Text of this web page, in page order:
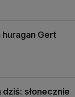
Gert
słonecznie